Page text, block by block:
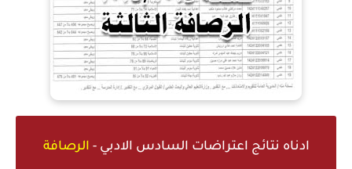
ادناه نتائج اعتراضات السادس الادبي - الرصافة